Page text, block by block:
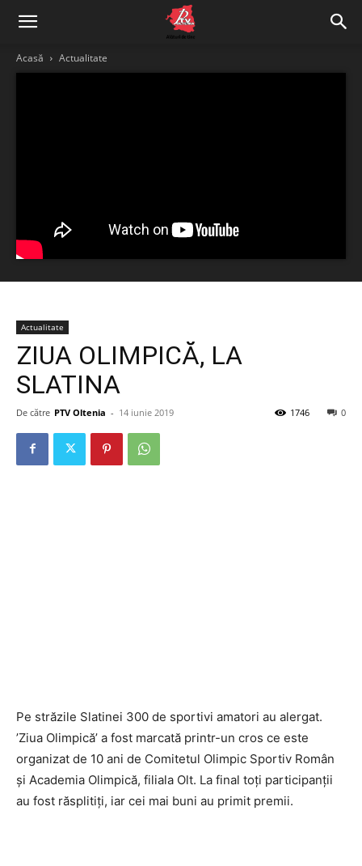
Acasă Actualitate
Actualitate
ZIUA OLIMPICĂ, LA
SLATINA
De către PTV Oltenia - 14 iunie 2019 0
1746
Pe străzile Slatinei 300 de sportivi amatori au alergat.
’Ziua Olimpică’ a fost marcată printr-un cros ce este
organizat de 10 ani de Comitetul Olimpic Sportiv Român
și Academia Olimpică, filiala Olt. La final toți participanții
au fost răsplitiți, iar cei mai buni au primit premii.